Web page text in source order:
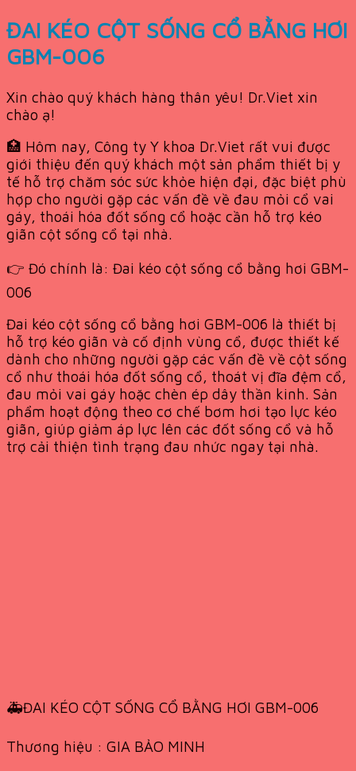
ĐAI KÉO CỘT SỐNG CỔ BẰNG HƠI
GBM-006
Xin chào quý khách hàng thân yêu! Dr.Viet xin
chào ạ!
🏥 Hôm nay, Công ty Y khoa Dr.Viet rất vui được
giới thiệu đến quý khách một sản phẩm thiết bị y
tế hỗ trợ chăm sóc sức khỏe hiện đại, đặc biệt phù
hợp cho người gặp các vấn đề về đau mỏi cổ vai
gáy, thoái hóa đốt sống cổ hoặc cần hỗ trợ kéo
giãn cột sống cổ tại nhà.
👉 Đó chính là: Đai kéo cột sống cổ bằng hơi GBM-
006
Đai kéo cột sống cổ bằng hơi GBM-006 là thiết bị
hỗ trợ kéo giãn và cố định vùng cổ, được thiết kế
dành cho những người gặp các vấn đề về cột sống
cổ như thoái hóa đốt sống cổ, thoát vị đĩa đệm cổ,
đau mỏi vai gáy hoặc chèn ép dây thần kinh. Sản
phẩm hoạt động theo cơ chế bơm hơi tạo lực kéo
giãn, giúp giảm áp lực lên các đốt sống cổ và hỗ
trợ cải thiện tình trạng đau nhức ngay tại nhà.
🚑ĐAI KÉO CỘT SỐNG CỔ BẰNG HƠI GBM-006
Thương hiệu : GIA BẢO MINH